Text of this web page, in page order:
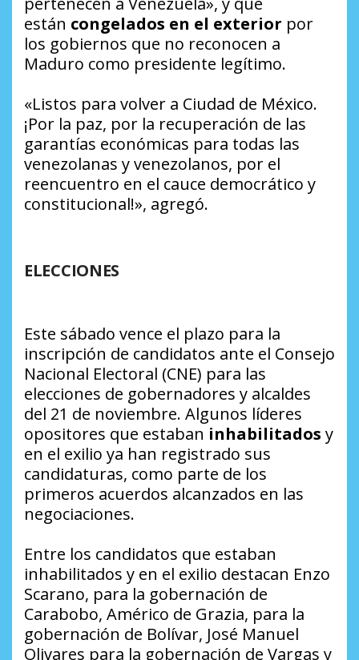
están congelados en el exterior por
los gobiernos que no reconocen a
Maduro como presidente legítimo.
«Listos para volver a Ciudad de México.
¡Por la paz, por la recuperación de las
garantías económicas para todas las
venezolanas y venezolanos, por el
reencuentro en el cauce democrático y
constitucional!», agregó.
ELECCIONES
Este sábado vence el plazo para la
inscripción de candidatos ante el Consejo
Nacional Electoral (CNE) para las
elecciones de gobernadores y alcaldes
del 21 de noviembre. Algunos líderes
opositores que estaban inhabilitados y
en el exilio ya han registrado sus
candidaturas, como parte de los
primeros acuerdos alcanzados en las
negociaciones.
Entre los candidatos que estaban
inhabilitados y en el exilio destacan Enzo
Scarano, para la gobernación de
Carabobo, Américo de Grazia, para la
gobernación de Bolívar, José Manuel
Olivares para la gobernación de Vargas y